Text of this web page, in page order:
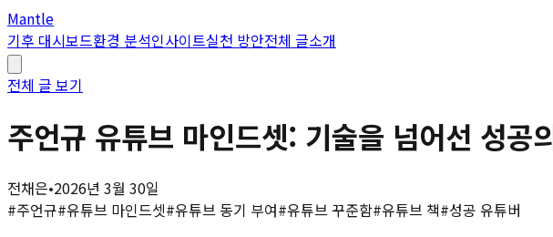
Mantle
기후 대시보드환경 분석인사이트실천 방안전체 글소개
전체 글 보기
주언규 유튜브 마인드셋: 기술을 넘어선
전채은•2026년 3월 30일
#주언규#유튜브 마인드셋#유튜브 동기 부여#유튜브 꾸준함#유튜브 책#성공 유튜버